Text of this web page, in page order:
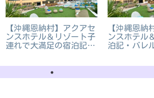
【沖縄恩納村】アクアセ
ンスホテル＆リゾート子
連れで大満足の宿泊記を
【沖縄恩納
ンスホテル
泊記・バレ